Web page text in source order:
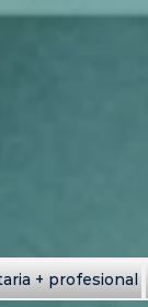
+ profesional